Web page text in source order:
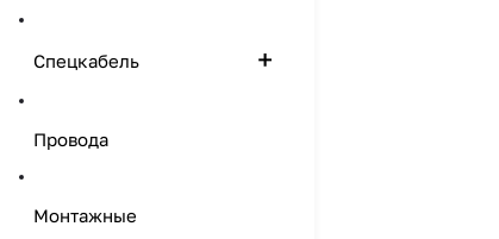
Спецкабель
Провода
Монтажные